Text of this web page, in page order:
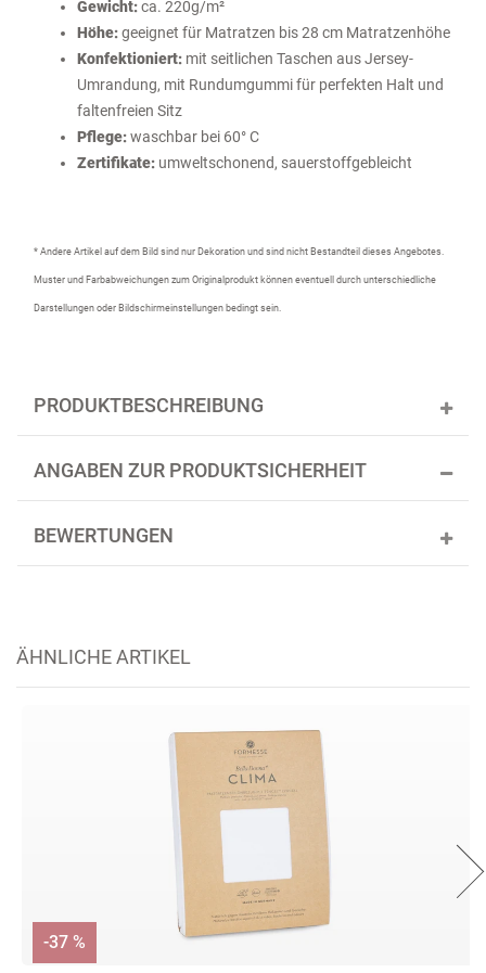
Gewicht:ca. 220g/m²
Höhe:geeignet für Matratzen bis 28 cm Matratzenhöhe
Konfektioniert: mit seitlichen Taschen aus Jersey-
Umrandung, mit Rundumgummi für perfekten Halt und
faltenfreien Sitz
Pflege:waschbar bei 60° C
Zertifikate: umweltschonend, sauerstoffgebleicht
* Andere Artikel auf dem Bild sind nur Dekoration und sind nicht Bestandteil dieses Angebotes.
Muster und Farbabweichungen zum Originalprodukt können eventuell durch unterschiedliche
Darstellungen oder Bildschirmeinstellungen bedingt sein.
PRODUKTBESCHREIBUNG
ANGABEN ZUR PRODUKTSICHERHEIT
BEWERTUNGEN
ÄHNLICHE ARTIKEL
-37 %